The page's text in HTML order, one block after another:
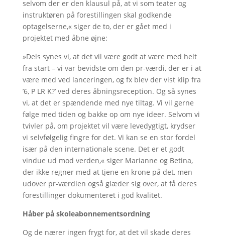
selvom der er den klausul på, at vi som teater og
instruktøren på forestillingen skal godkende
optagelserne,« siger de to, der er gået med i
projektet med åbne øjne:
»Dels synes vi, at det vil være godt at være med helt
fra start – vi var bevidste om den pr-værdi, der er i at
være med ved lanceringen, og fx blev der vist klip fra
’6, P LR K?’ ved deres åbningsreception. Og så synes
vi, at det er spændende med nye tiltag. Vi vil gerne
følge med tiden og bakke op om nye ideer. Selvom vi
tvivler på, om projektet vil være levedygtigt, krydser
vi selvfølgelig fingre for det. Vi kan se en stor fordel
især på den internationale scene. Det er et godt
vindue ud mod verden,« siger Marianne og Betina,
der ikke regner med at tjene en krone på det, men
udover pr-værdien også glæder sig over, at få deres
forestillinger dokumenteret i god kvalitet.
Håber på skoleabonnementsordning
Og de nærer ingen frygt for, at det vil skade deres